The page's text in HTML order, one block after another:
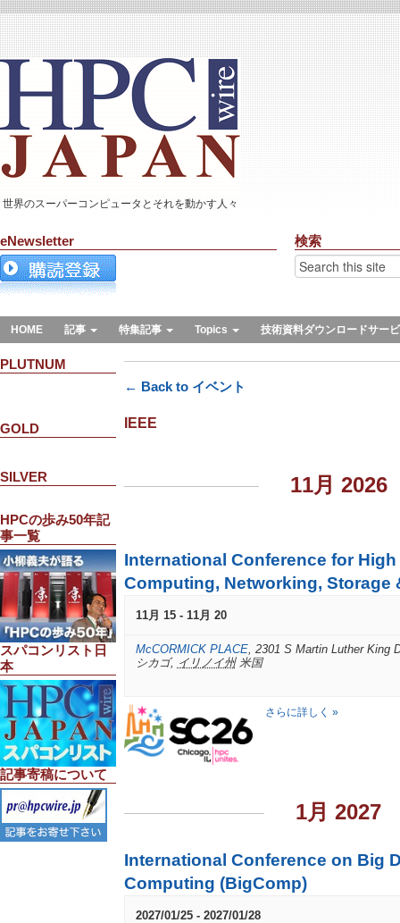
世界のスーパーコンピュータとそれを動かす人々
eNewsletter 検索
HOME 記事 特集記事 Topics 技術資料ダウンロードサー
PLUTNUM
GOLD
SILVER
HPCの歩み50年記
事一覧
スパコンリスト日
本
記事寄稿について
← Back to イベント
IEEE
11月 2026
International Conference for
Computing, Networking, Storage
11月 15- 11月 20
McCORMICK PLACE, 2301 S Martin Luther King
シカゴ, イリノイ州 米国
さらに詳しく »
1月 2027
International Conference on Big
Computing (BigComp)
2027/01/25- 2027/01/28